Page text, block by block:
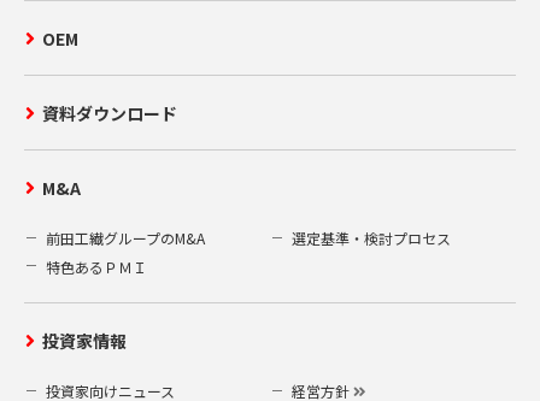
OEM
資料ダウンロード
M&A
前田工繊グループのM&A
選定基準・検討プロセス
特色あるＰＭＩ
投資家情報
投資家向けニュース
経営方針